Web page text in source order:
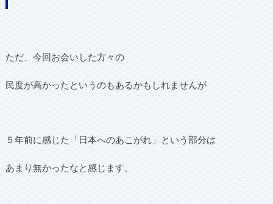
ただ、今回お会いした方々の
民度が高かったというのもあるかもしれませんが
５年前に感じた「日本へのあこがれ」という部分は
あまり無かったなと感じます。